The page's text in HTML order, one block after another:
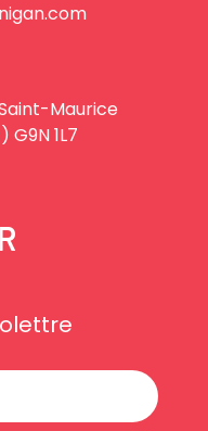
Maurice
1L7